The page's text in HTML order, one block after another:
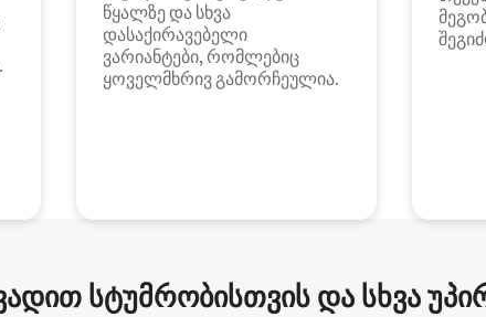
წყალზე და სხვა
დასაქირავებელი
ვარიანტები, რომლებიც
ყოველმხრივ გამორჩეულია.
სტუმრობისთვის და სხვა